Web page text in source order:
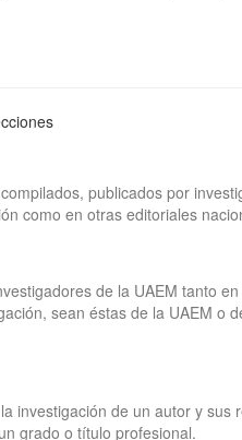
publicados por
como en otras editoriales
de la UAEM tanto
sean éstas de la UAEM o
investigación de un autor y sus
grado o título profesional.